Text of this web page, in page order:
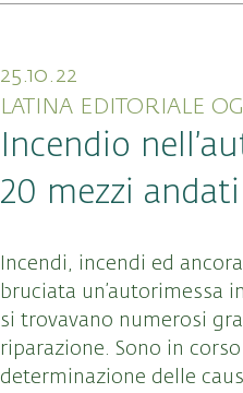
25.10.22
LATINA EDITORIALE
Incendio
20 mezzi
Incendi, incendi ed
bruciata un’autorimessa
si trovavano numerosi
riparazione. Sono in
determinazione delle